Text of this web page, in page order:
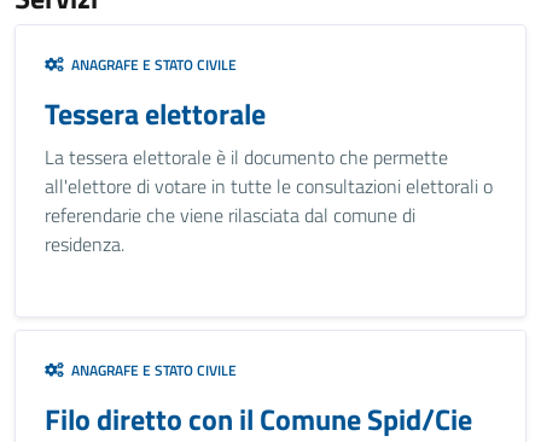
ANAGRAFE E STATO CIVILE
Tessera elettorale
La tessera elettorale è il documento che permette
all'elettore di votare in tutte le consultazioni elettorali o
referendarie che viene rilasciata dal comune di
residenza.
ANAGRAFE E STATO CIVILE
Filo diretto con il Comune Spid/Cie